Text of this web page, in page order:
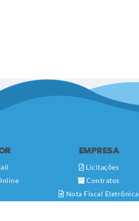
EMPRESA
Licitações
Contratos
Nota Fiscal Eletrônica